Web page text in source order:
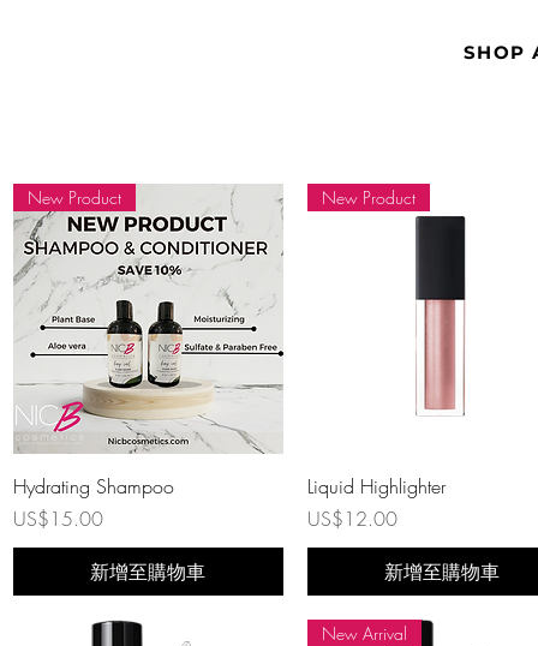
SHOP
快速瀏覽
New Product
Hydrating Shampoo
價格
US$15.00
新增至購物車
快速瀏覽
New Product
Liquid Highlighter
價格
US$12.00
新增至購物車
New Arrival